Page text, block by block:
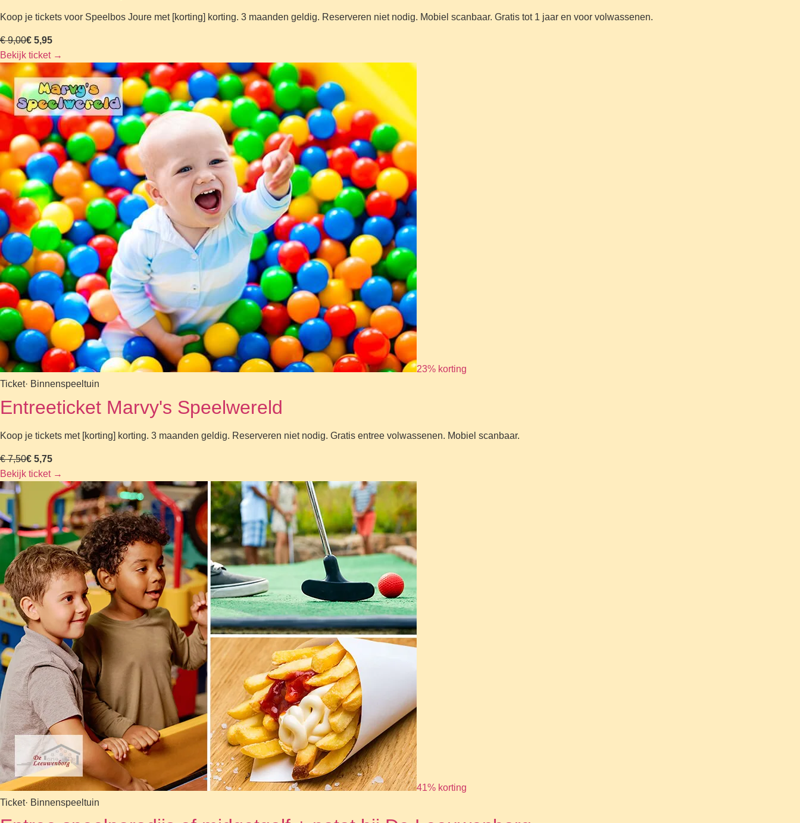
Koop je tickets voor Speelbos Joure met [korting] korting. 3 maanden geldig. Reserveren niet nodig. Mobiel scanbaar. Gratis tot 1 jaar en voor volwassenen.
€ 9,00€ 5,95
Bekijk ticket →
23% korting
Ticket· Binnenspeeltuin
Entreeticket Marvy's Speelwereld
Koop je tickets met [korting] korting. 3 maanden geldig. Reserveren niet nodig. Gratis entree volwassenen. Mobiel scanbaar.
€ 7,50€ 5,75
Bekijk ticket →
41% korting
Ticket· Binnenspeeltuin